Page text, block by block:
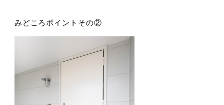
みどころポイントその②